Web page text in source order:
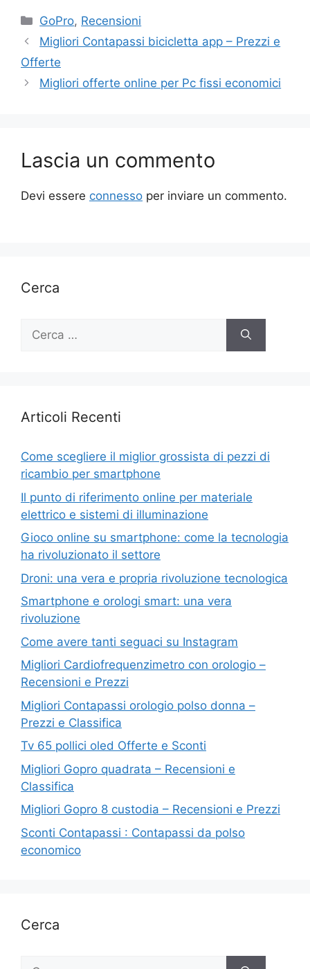
Categorie
GoPro, Recensioni
Migliori Contapassi bicicletta app – Prezzi e
Offerte
Migliori offerte online per Pc fissi economici
Lascia un commento
Devi essere connesso per inviare un commento.
Cerca
Ricerca
Articoli Recenti
Come scegliere il miglior grossista di pezzi di
ricambio per smartphone
Il punto di riferimento online per materiale
elettrico e sistemi di illuminazione
Gioco online su smartphone: come la tecnologia
ha rivoluzionato il settore
Droni: una vera e propria rivoluzione tecnologica
Smartphone e orologi smart: una vera
rivoluzione
Come avere tanti seguaci su Instagram
Migliori Cardiofrequenzimetro con orologio –
Recensioni e Prezzi
Migliori Contapassi orologio polso donna –
Prezzi e Classifica
Tv 65 pollici oled Offerte e Sconti
Migliori Gopro quadrata – Recensioni e
Classifica
Migliori Gopro 8 custodia – Recensioni e Prezzi
Sconti Contapassi : Contapassi da polso
economico
Cerca